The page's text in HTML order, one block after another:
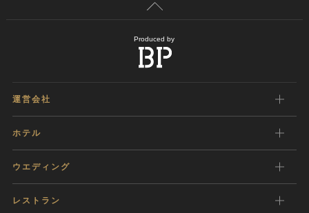
Produced by
運営会社
ホテル
ウエディング
レストラン